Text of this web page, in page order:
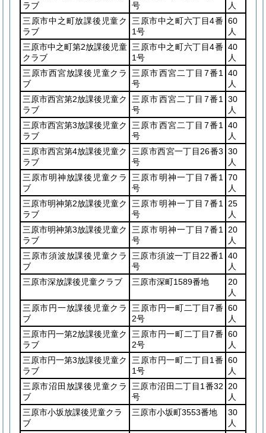
ラブ
号
人
三原市中之町放課後児童ク
ラブ
三原市中之町六丁目4番
1号
60
人
三原市中之町第2放課後児童
クラブ
三原市中之町六丁目4番
1号
40
人
三原市西宮放課後児童クラ
ブ
三原市西宮二丁目7番1
号
40
人
三原市西宮第2放課後児童ク
ラブ
三原市西宮二丁目7番1
号
30
人
三原市西宮第3放課後児童ク
ラブ
三原市西宮二丁目7番1
号
40
人
三原市西宮第4放課後児童ク
ラブ
三原市西宮一丁目26番3
号
30
人
三原市明神放課後児童クラ
ブ
三原市明神一丁目7番1
号
70
人
三原市明神第2放課後児童ク
ラブ
三原市明神一丁目7番1
号
25
人
三原市明神第3放課後児童ク
ラブ
三原市明神一丁目7番1
号
20
人
三原市須波放課後児童クラ
ブ
三原市須波一丁目22番1
号
40
人
三原市深放課後児童クラブ
三原市深町1589番地
20
人
三原市円一放課後児童クラ
ブ
三原市円一町二丁目7番
2号
60
人
三原市円一第2放課後児童ク
ラブ
三原市円一町二丁目7番
2号
60
人
三原市円一第3放課後児童ク
ラブ
三原市円一町二丁目1番
1号
60
人
三原市沼田放課後児童クラ
ブ
三原市沼田二丁目1番32
号
20
人
三原市小坂放課後児童クラ
ブ
三原市小坂町3553番地
30
人